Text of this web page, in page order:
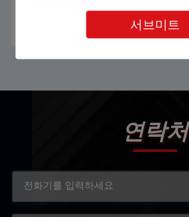
서브미트
최상의 가격을 얻으세요
연락처